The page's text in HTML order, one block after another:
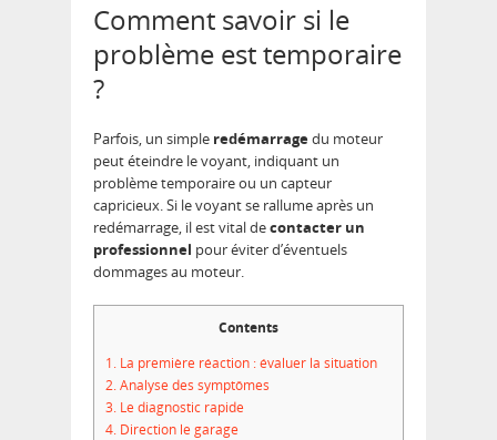
Comment savoir si le
problème est temporaire
?
Parfois, un simple redémarragedu moteur
peut éteindre le voyant, indiquant un
problème temporaire ou un capteur
capricieux. Si le voyant se rallume après un
redémarrage, il est vital decontacter un
professionnel pour éviter d’éventuels
dommages au moteur.
Contents
1. La première réaction : évaluer la situation
2.Analyse des symptômes
3. Le diagnostic rapide
4. Direction le garage